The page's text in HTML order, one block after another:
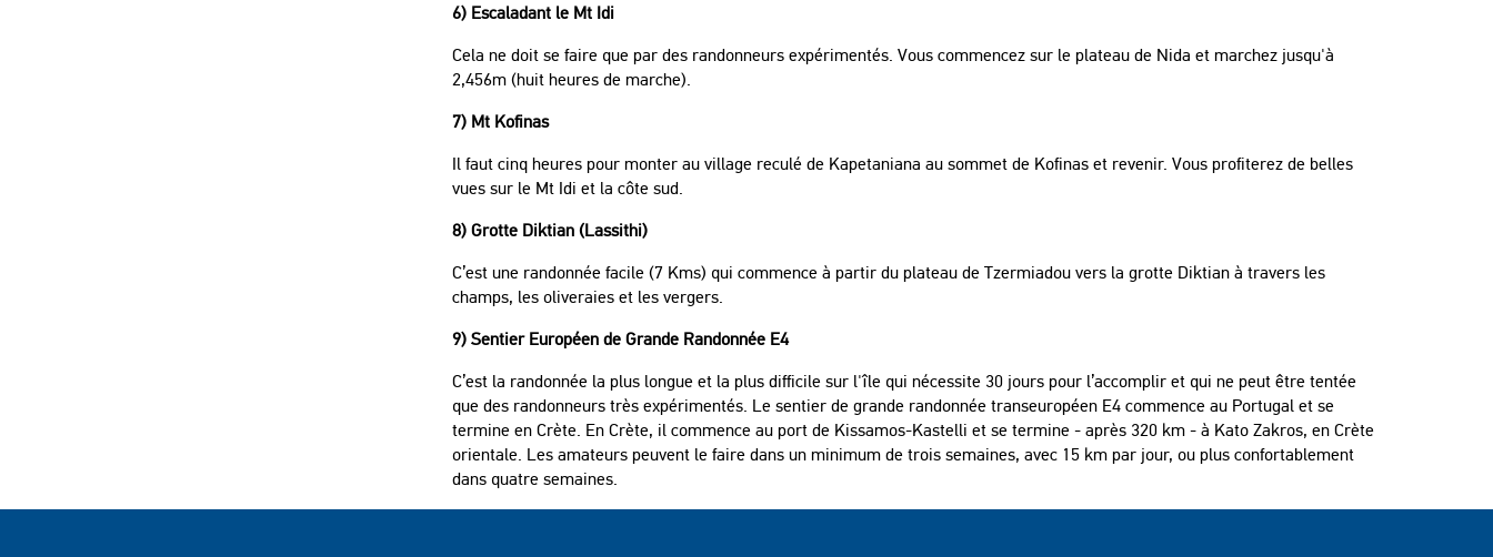
6) Escaladant le Mt Idi
Cela ne doit se faire que par des randonneurs expérimentés. Vous commencez sur le plateau de Nida et marchez jusqu'à
2,456m (huit heures de marche).
7) Mt Kofinas
Il faut cinq heures pour monter au village reculé de Kapetaniana au sommet de Kofinas et revenir. Vous profiterez de belles
vues sur le Mt Idi et la côte sud.
8) Grotte Diktian (Lassithi)
C’est une randonnée facile (7 Kms) qui commence à partir du plateau de Tzermiadou vers la grotte Diktian à travers les
champs, les oliveraies et les vergers.
9) Sentier Européen de Grande Randonnée E4
C’est la randonnée la plus longue et la plus difficile sur l'île qui nécessite 30 jours pour l’accomplir et qui ne peut être tentée
que des randonneurs très expérimentés. Le sentier de grande randonnée transeuropéen E4 commence au Portugal et se
termine en Crète. En Crète, il commence au port de Kissamos-Kastelli et se termine - après 320 km - à Kato Zakros, en Crète
orientale. Les amateurs peuvent le faire dans un minimum de trois semaines, avec 15 km par jour, ou plus confortablement
dans quatre semaines.